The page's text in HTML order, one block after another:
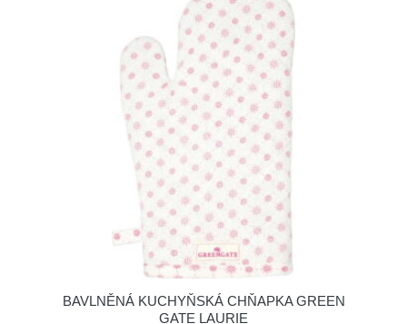
BAVLNĚNÁ KUCHYŇSKÁ CHŇAPKA GREEN
GATE LAURIE